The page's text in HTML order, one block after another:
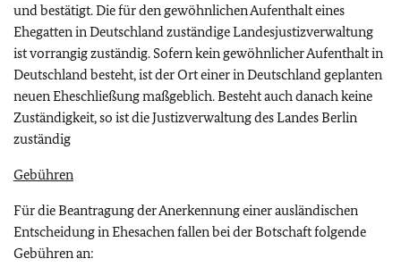
und bestätigt. Die für den gewöhnlichen Aufenthalt eines
Ehegatten in Deutschland zuständige Landesjustizverwaltung
ist vorrangig zuständig. Sofern kein gewöhnlicher Aufenthalt in
Deutschland besteht, ist der Ort einer in Deutschland geplanten
neuen Eheschließung maßgeblich. Besteht auch danach keine
Zuständigkeit, so ist die Justizverwaltung des Landes Berlin
zuständig
Gebühren
Für die Beantragung der Anerkennung einer ausländischen
Entscheidung in Ehesachen fallen bei der Botschaft folgende
Gebühren an: